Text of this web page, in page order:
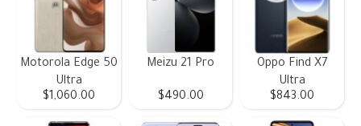
Oppo Find X7
Ultra
$843.00
Meizu 21 Pro
$490.00
Motorola Edge 50
Ultra
$1,060.00